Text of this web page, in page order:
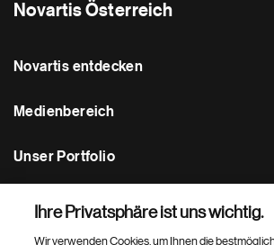
Novartis Österreich
Novartis entdecken
Medienbereich
Unser Portfolio
Weitere Novartis Websites
Ihre Privatsphäre ist uns wichtig.
Wir verwenden Cookies, um Ihnen die